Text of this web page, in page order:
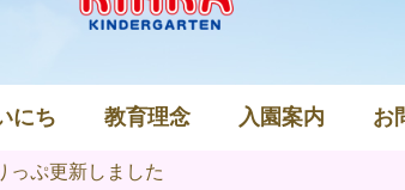
にち 教育理念 入園案内 お
っぷ更新しました